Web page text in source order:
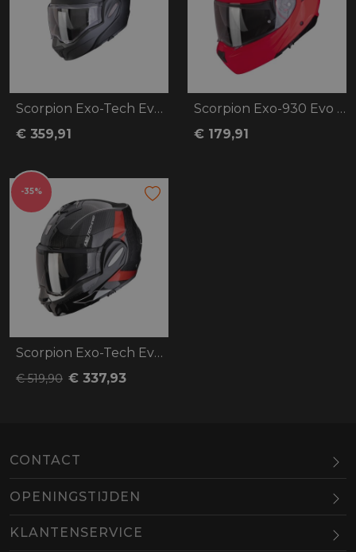
Scorpion Exo-Tech Evo Pro Solid
€ 359,91
Scorpion Exo-930 Evo Solid
€ 179,91
-35%
Scorpion Exo-Tech Evo Carbon Cad
€ 519,90 € 337,93
CONTACT
OPENINGSTIJDEN
Maandag
KLANTENSERVICE